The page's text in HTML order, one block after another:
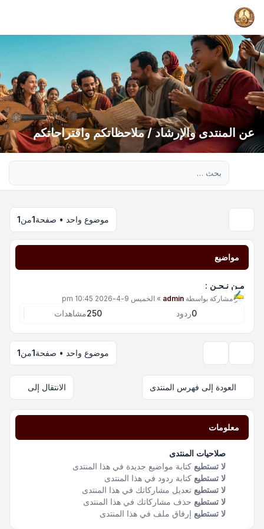
عن المنتدى والإرشاد / ملاحظاتكم واقتراحاتكم
موضوع واحد • صفحة1من1
مواضيع
مـن نـحـن :
آخر مشاركة بواسطة admin
» الخميس 9-4-2026 10:45 pm
0ردود 250مشاهدات
موضوع واحد • صفحة1من1
العودة إلى فهرس المنتدى الانتقال إلى
معلومات
صلاحيات المنتدى
لا تستطيع كتابة مواضيع جديدة في هذا المنتدى
لا تستطيع كتابة ردود في هذا المنتدى
لا تستطيع تعديل مشاركاتك في هذا المنتدى
لا تستطيع حذف مشاركاتك في هذا المنتدى
لا تستطيع إرفاق ملف في هذا المنتدى